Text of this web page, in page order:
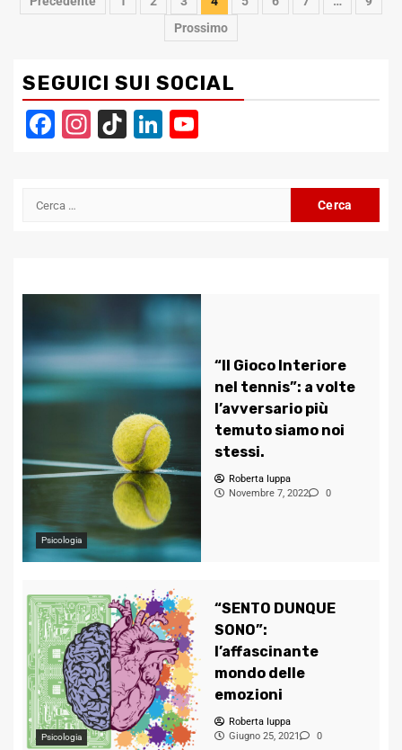
Prossimo
SEGUICI SUI SOCIAL
Facebook
Instagram
TikTokLinkedIn
Ricerca
Psicologia
“Il Gioco Interiore
nel tennis”: a volte
l’avversario più
temuto siamo noi
stessi.
Roberta Iuppa
Novembre 7, 2022
0
Psicologia
“SENTO DUNQUE
SONO”:
l’affascinante
mondo delle
emozioni
Roberta Iuppa
Giugno 25, 2021
0